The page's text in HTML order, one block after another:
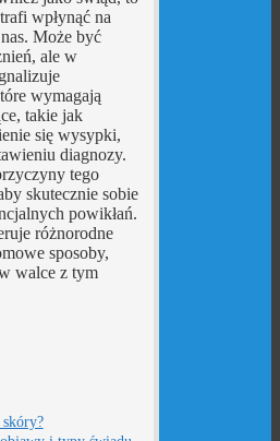
wpłynąć na
Może być
ale w
wymagają
takie jak
się wysypki,
diagnozy.
tego
skutecznie sobie
powikłań.
różnorodne
sposoby,
walce z tym